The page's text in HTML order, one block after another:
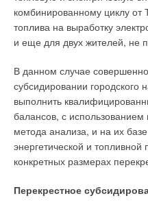
комбинированному циклу
топлива на выработку
и еще для двух жителей, не
В данном случае
субсидировании
выполнить
балансов, с использованием
метода анализа, и на их
энергетической и топливной
конкретных размерах
Перекрестное
стресс, не говоря уже о
результату. Для выполнения
совершенно рутинных в
специализированный
и совершенствование
привлечения
Компьютер.
При переходе
обычно на порядок
компьютера (процессор,
трехмерные модели не
и структурированы, а
объектами недостаточно
→
Инверторные
Thermo: чем отличаются
ЖУРНАЛ СОК АВГУСТ 2026
→ Об утилизации тепловых
ЖУРНАЛ СОК ИЮНЬ 2026
систем коррекцией
→
Теплотехнические
панели при